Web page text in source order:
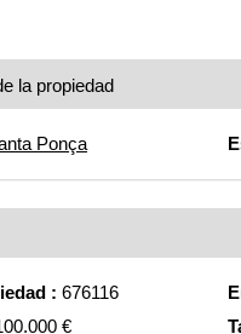
la propiedad
Ponça
: 676116
€